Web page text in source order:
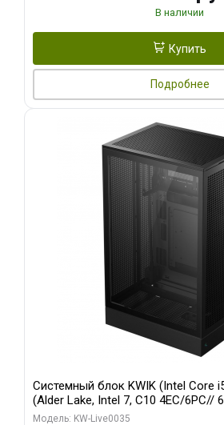
В наличии
Купить
Подробнее
Системный блок KWIK (Intel Core
(Alder Lake, Intel 7, C10 4EC/6PC//
Sinotex GTX1650 4GB 128bit GDDR6
Модель: KW-Live0035